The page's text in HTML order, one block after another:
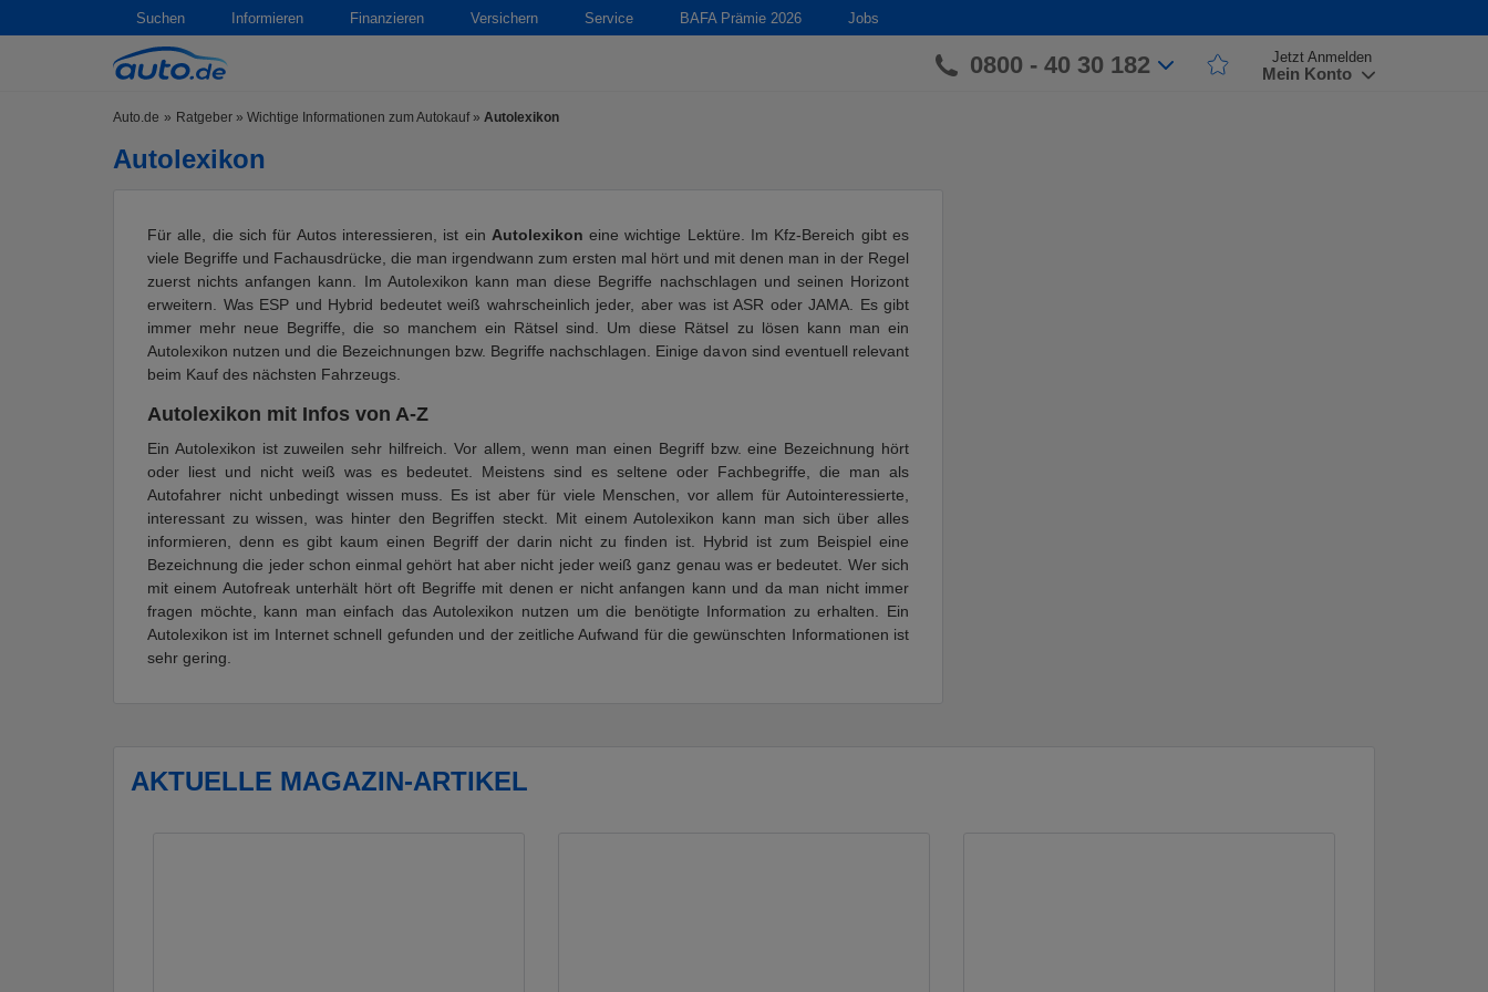
Suchen Informieren Finanzieren Versichern Service BAFA Prämie 2026 Jobs
0800 - 40 30 182 Jetzt Anmelden
Mein Konto
Auto.de Ratgeber » Wichtige Informationen zum Autokauf» Autolexikon
Autolexikon
Für alle, die sich für Autos interessieren, ist ein Autolexikon eine wichtige Lektüre. Im Kfz-Bereich gibt es
viele Begriffe und Fachausdrücke, die man irgendwann zum ersten mal hört und mit denen man in der Regel
zuerst nichts anfangen kann. Im Autolexikon kann man diese Begriffe nachschlagen und seinen Horizont
erweitern. Was ESP und Hybrid bedeutet weiß wahrscheinlich jeder, aber was ist ASR oder JAMA. Es gibt
immer mehr neue Begriffe, die so manchem ein Rätsel sind. Um diese Rätsel zu lösen kann man ein
Autolexikon nutzen und die Bezeichnungen bzw. Begriffe nachschlagen. Einige davon sind eventuell relevant
beim Kauf des nächsten Fahrzeugs.
Autolexikon mit Infos von A-Z
Ein Autolexikon ist zuweilen sehr hilfreich. Vor allem, wenn man einen Begriff bzw. eine Bezeichnung hört
oder liest und nicht weiß was es bedeutet. Meistens sind es seltene oder Fachbegriffe, die man als
Autofahrer nicht unbedingt wissen muss. Es ist aber für viele Menschen, vor allem für Autointeressierte,
interessant zu wissen, was hinter den Begriffen steckt. Mit einem Autolexikon kann man sich über alles
informieren, denn es gibt kaum einen Begriff der darin nicht zu finden ist. Hybrid ist zum Beispiel eine
Bezeichnung die jeder schon einmal gehört hat aber nicht jeder weiß ganz genau was er bedeutet. Wer sich
mit einem Autofreak unterhält hört oft Begriffe mit denen er nicht anfangen kann und da man nicht immer
fragen möchte, kann man einfach das Autolexikon nutzen um die benötigte Information zu erhalten. Ein
Autolexikon ist im Internet schnell gefunden und der zeitliche Aufwand für die gewünschten Informationen ist
sehr gering.
AKTUELLE MAGAZIN-ARTIKEL